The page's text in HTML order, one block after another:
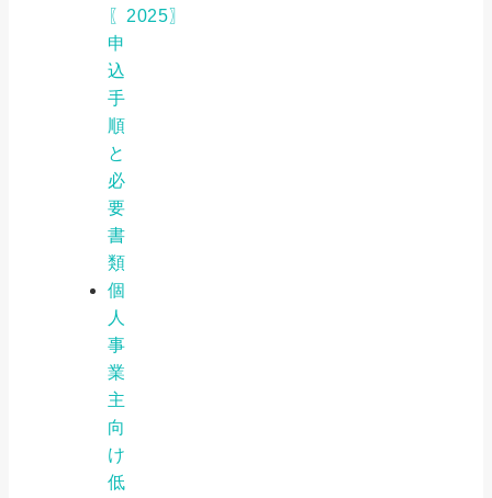
〖2025〗
申
込
手
順
と
必
要
書
類
個
人
事
業
主
向
け
低